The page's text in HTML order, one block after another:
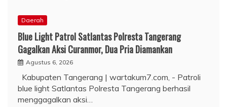
Daerah
Blue Light Patrol Satlantas Polresta Tangerang
Gagalkan Aksi Curanmor, Dua Pria Diamankan
Agustus 6, 2026
Kabupaten Tangerang | wartakum7.com, - Patroli
blue light Satlantas Polresta Tangerang berhasil
menggagalkan aksi…